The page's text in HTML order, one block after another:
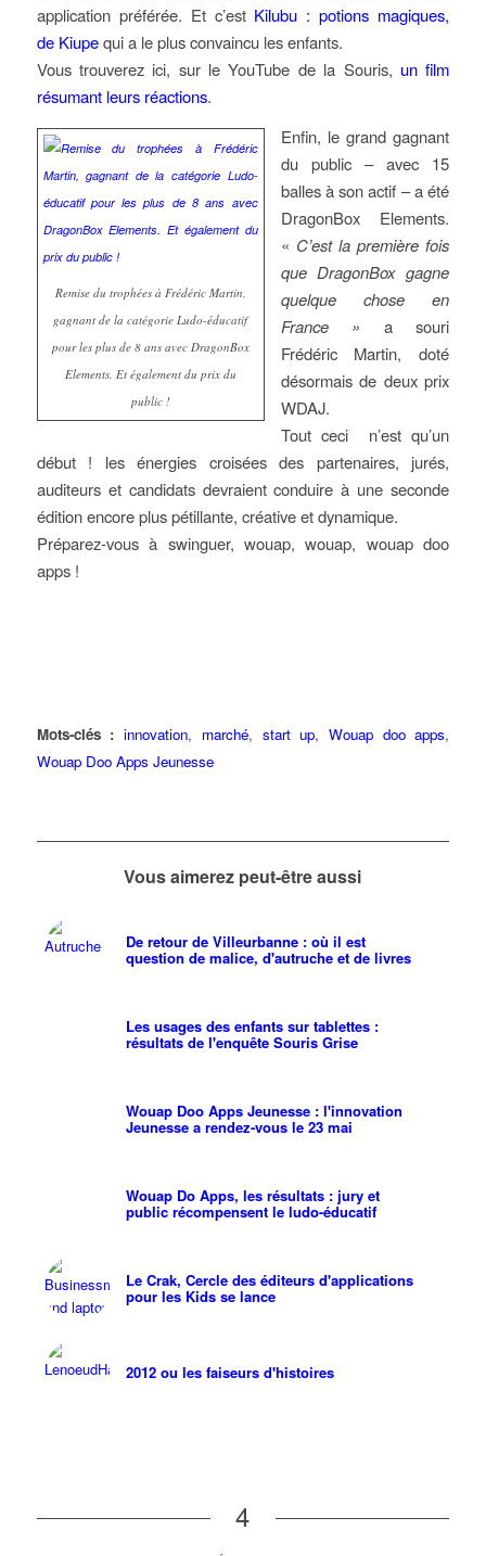
application préférée. Et c’est Kilubu : potions magiques,
de Kiupequi a le plus convaincu les enfants.
Vous trouverez ici, sur le YouTube de la Souris, un film
résumant leurs réactions.
Remise du trophées à Frédéric Martin,
gagnant de la catégorie Ludo-éducatif
pour les plus de 8 ans avec DragonBox
Elements. Et également du prix du
public !
Enfin, le grand gagnant
du public – avec 15
balles à son actif – a été
DragonBox Elements.
« C’est la première fois
que DragonBox gagne
quelque chose en
France » a souri
Frédéric Martin, doté
désormais de deux prix
WDAJ.
Tout ceci n’est qu’un
début ! les énergies croisées des partenaires, jurés,
auditeurs et candidats devraient conduire à une seconde
édition encore plus pétillante, créative et dynamique.
Préparez-vous à swinguer, wouap, wouap, wouap doo
apps !
Mots-clés : innovation, marché, start up, Wouap doo apps,
Wouap Doo Apps Jeunesse
Vous aimerez peut-être aussi
De retour de Villeurbanne : où il est
question de malice, d'autruche et de livres
Les usages des enfants sur tablettes :
résultats de l'enquête Souris Grise
Wouap Doo Apps Jeunesse : l'innovation
Jeunesse a rendez-vous le 23 mai
Wouap Do Apps, les résultats : jury et
public récompensent le ludo-éducatif
Le Crak, Cercle des éditeurs d'applications
pour les Kids se lance
2012 ou les faiseurs d'histoires
4